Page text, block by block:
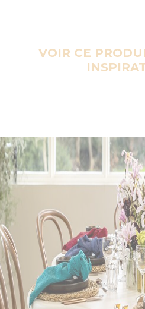
VOIR CE